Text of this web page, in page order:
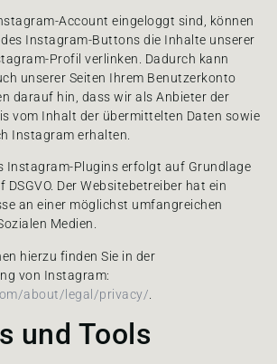
Account eingeloggt sind, können
Instagram-Buttons die Inhalte unserer
Profil verlinken. Dadurch kann
unserer Seiten Ihrem Benutzerkonto
darauf hin, dass wir als Anbieter der
vom Inhalt der übermittelten Daten sowie
Instagram erhalten.
Instagram-Plugins erfolgt auf Grundlage
DSGVO. Der Websitebetreiber hat ein
an einer möglichst umfangreichen
Medien.
hierzu finden Sie in der
von Instagram:
about/legal/privacy/
und Tools